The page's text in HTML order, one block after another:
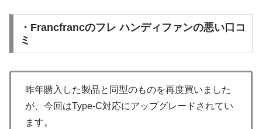
・Francfrancのフレ ハンディファンの悪い口コ
ミ
昨年購入した製品と同型のものを再度買いました
が、今回はType-C対応にアップグレードされてい
ます。